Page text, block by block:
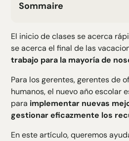
Sommaire
H3 Texte
H4 Texte
H5 Texte
H6 Texte
El inicio de clases se acerca
se acerca el final de las
trabajo para la mayoría de
Para los gerentes, gerentes de
humanos, el nuevo año escolar
para implementar nuevas
gestionar eficazmente los
En este artículo, queremos